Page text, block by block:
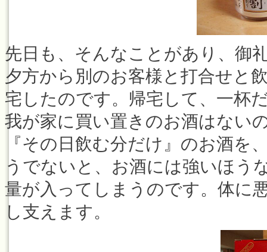
先日も、そんなことがあり、御
夕方から別のお客様と打合せと
宅したのです。帰宅して、一杯
我が家に買い置きのお酒はない
『その日飲む分だけ』のお酒を
うでないと、お酒には強いほう
量が入ってしまうのです。体に
し支えます。